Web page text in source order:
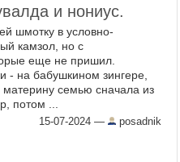
и нониус.
шмотку в условно-
камзол, но с
еще не пришил.
- на бабушкином зингере,
семью сначала из
потом ...
15-07-2024 — posadnik